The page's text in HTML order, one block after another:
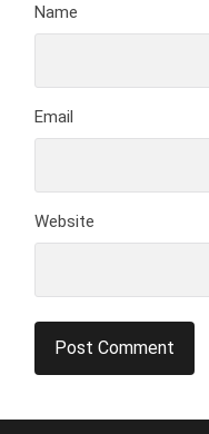
Name
Email
Website